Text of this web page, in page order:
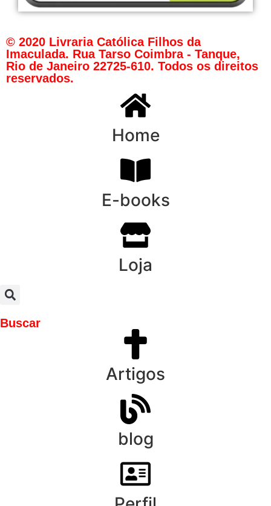
© 2020 Livraria Católica Filhos da
Imaculada. Rua Tarso Coimbra - Tanque,
Rio de Janeiro 22725-610. Todos os direitos
reservados.
Home
E-books
Loja
Buscar
Artigos
blog